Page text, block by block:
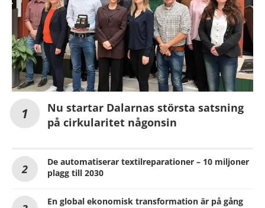
Nu startar Dalarnas största satsning
på cirkularitet någonsin
De automatiserar textilreparationer – 10 miljoner
plagg till 2030
En global ekonomisk transformation är på gång